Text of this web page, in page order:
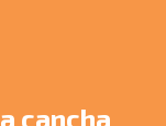
cancha